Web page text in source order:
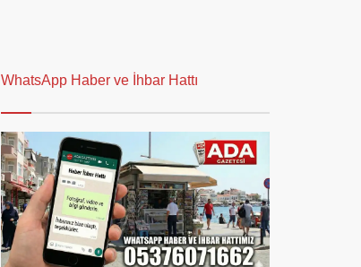
WhatsApp Haber ve İhbar Hattı